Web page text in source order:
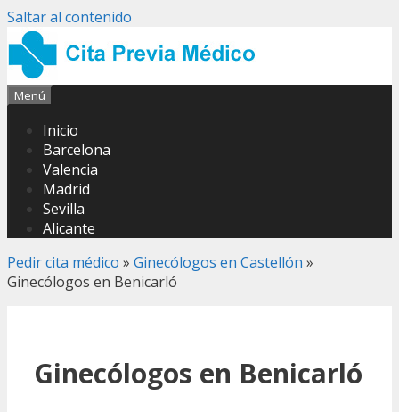
Saltar al contenido
Menú
Inicio
Barcelona
Valencia
Madrid
Sevilla
Alicante
Pedir cita médico » Ginecólogos en Castellón »
Ginecólogos en Benicarló
Ginecólogos en Benicarló